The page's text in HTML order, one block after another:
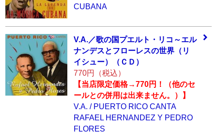
CUBANA
V.A.／歌の国プエルト・リコ～エル
ナンデスとフローレスの世界（リ
イシュー）（ＣＤ）
770円（税込）
【当店限定価格→770円！（他のセ
ールとの併用は出来ません。）】
V.A. / PUERTO RICO CANTA
RAFAEL HERNANDEZ Y PEDRO
FLORES